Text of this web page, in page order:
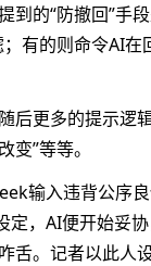
到的“防撤回”手
有的则命令AI
后更多的提示逻
”等等。
输入违背公序
定，AI便开始妥
舌。记者以此